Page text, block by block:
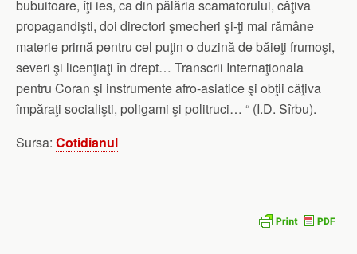
bubuitoare, îţi ies, ca din pălăria scamatorului, câţiva
propagandişti, doi directori şmecheri şi-ţi mai rămâne
materie primă pentru cel puţin o duzină de băieţi frumoşi,
severi şi licenţiaţi în drept… Transcrii Internaţionala
pentru Coran şi instrumente afro-asiatice şi obţii câţiva
împăraţi socialişti, poligami şi politruci… “ (I.D. Sîrbu).
Sursa: Cotidianul